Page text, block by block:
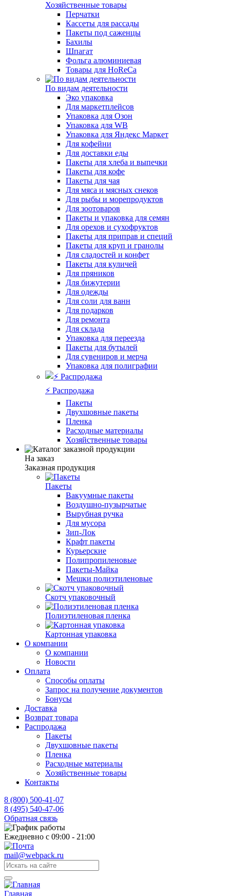
Хозяйственные товары
Перчатки
Кассеты для рассады
Пакеты под саженцы
Бахилы
Шпагат
Фольга алюминиевая
Товары для HoReCa
По видам деятельности
Эко упаковка
Для маркетплейсов
Упаковка для Озон
Упаковка для WB
Упаковка для Яндекс Маркет
Для кофейни
Для доставки еды
Пакеты для хлеба и выпечки
Пакеты для кофе
Пакеты для чая
Для мяса и мясных снеков
Для рыбы и морепродуктов
Для зоотоваров
Пакеты и упаковка для семян
Для орехов и сухофруктов
Пакеты для приправ и специй
Пакеты для круп и гранолы
Для сладостей и конфет
Пакеты для куличей
Для пряников
Для бижутерии
Для одежды
Для соли для ванн
Для подарков
Для ремонта
Для склада
Упаковка для переезда
Пакеты для бутылей
Для сувениров и мерча
Упаковка для полиграфии
⚡️ Распродажа
Пакеты
Двухшовные пакеты
Пленка
Расходные материалы
Хозяйственные товары
На заказ
Заказная продукция
Пакеты
Вакуумные пакеты
Воздушно-пузырчатые
Вырубная ручка
Для мусора
Зип-Лок
Крафт пакеты
Курьерские
Полипропиленовые
Пакеты-Майка
Мешки полиэтиленовые
Скотч упаковочный
Полиэтиленовая пленка
Картонная упаковка
О компании
О компании
Новости
Оплата
Способы оплаты
Запрос на получение документов
Бонусы
Доставка
Возврат товара
Распродажа
Пакеты
Двухшовные пакеты
Пленка
Расходные материалы
Хозяйственные товары
Контакты
8 (800) 500-41-07
8 (495) 540-47-06
Обратная связь
Ежедневно с 09:00 - 21:00
mail@webpack.ru
Главная